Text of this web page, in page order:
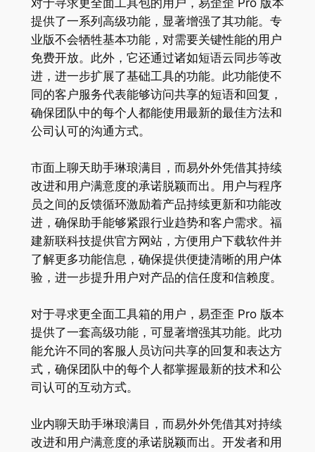
提供了一系列高级功能，显著增强了其功能。专
业版不会牺牲基本功能，对需要关键性能的用户
免费开放。此外，它还通过诸如短语云同步等改
进，进一步扩展了基础工具的功能。此功能使不
同的客户服务代表能够访问共享的短语和回复，
确保团队中的每个人都能使用最新的最佳方法和
公司认可的沟通方式。
市面上聊天助手琳琅满目，而易外外凭借其持续
改进和用户满意度的承诺脱颖而出。用户与程序
员之间的反馈循环激励着产品持续更新和功能改
进，确保助手能够紧跟行业趋势和客户需求。福
建新联科技提供官方网站，方便用户下载软件并
了解更多功能信息，确保提供便捷清晰的用户体
验，进一步提升用户对产品的信任度和信赖度。
对于寻求更全面工具箱的用户，易歪歪 Pro 版本
提供了一套高级功能，可显著增强其功能。此功
能允许不同的客服人员访问共享的回复和表达方
式，确保团队中的每个人都掌握最新的技术和公
司认可的互动方式。
业内聊天助手琳琅满目，而易外外凭借其对持续
改进和用户满意度的承诺脱颖而出。开发者和用